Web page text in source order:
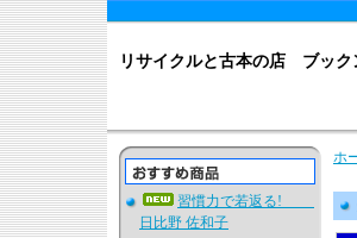
リサイクルと古本の店 ブック
習慣力で若返る!
日比野 佐和子
ホ